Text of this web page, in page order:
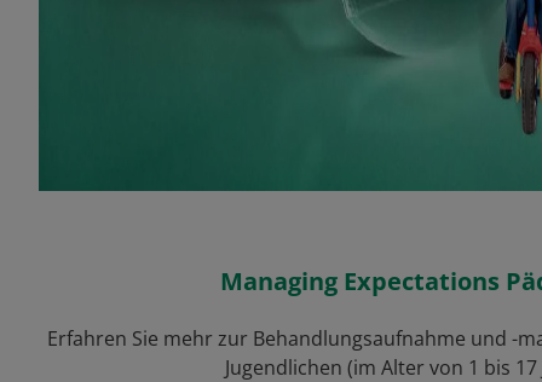
Managing Expectations
Erfahren Sie mehr zur Behandlungsaufnahme und -
Jugendlichen (im Alter von 1 bis 17